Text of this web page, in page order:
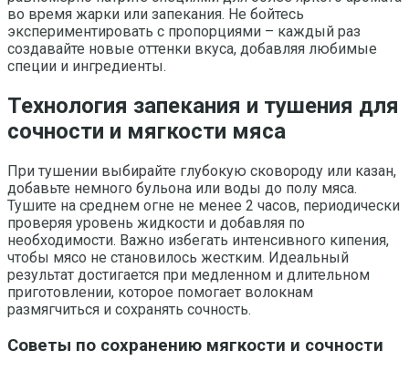
во время жарки или запекания. Не бойтесь
экспериментировать с пропорциями – каждый раз
создавайте новые оттенки вкуса, добавляя любимые
специи и ингредиенты.
Технология запекания и тушения для
сочности и мягкости мяса
При тушении выбирайте глубокую сковороду или казан,
добавьте немного бульона или воды до полу мяса.
Тушите на среднем огне не менее 2 часов, периодически
проверяя уровень жидкости и добавляя по
необходимости. Важно избегать интенсивного кипения,
чтобы мясо не становилось жестким. Идеальный
результат достигается при медленном и длительном
приготовлении, которое помогает волокнам
размягчиться и сохранять сочность.
Советы по сохранению мягкости и сочности